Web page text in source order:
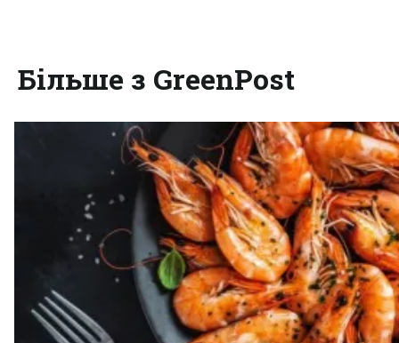
Більше з GreenPost